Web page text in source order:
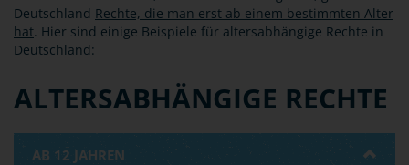
Deutschland Rechte, die man erst ab einem bestimmten Alter
hat. Hier sind einige Beispiele für altersabhängige Rechte in
Deutschland:
ALTERSABHÄNGIGE RECHTE
AB 12 JAHREN